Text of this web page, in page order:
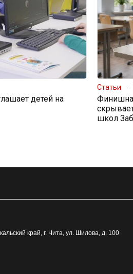
детей на
Статьи
школ
край, г. Чита, ул. Шилова, д. 100